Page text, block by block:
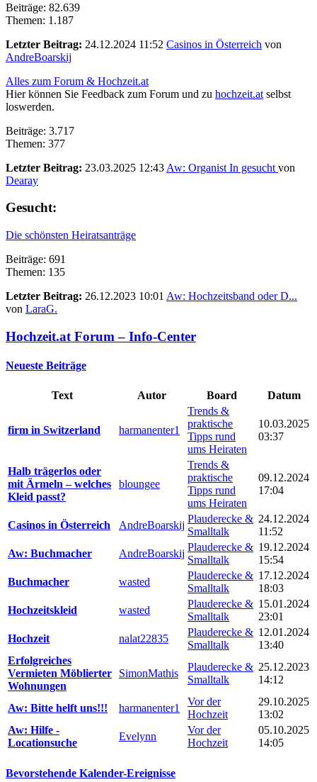
Beiträge: 82.639
Themen: 1.187
Letzter Beitrag: 24.12.2024 11:52 Casinos in Österreich von
AndreBoarskij
Alles zum Forum & Hochzeit.at
Hier können Sie Feedback zum Forum und zu hochzeit.at selbst
loswerden.
Beiträge: 3.717
Themen: 377
Letzter Beitrag: 23.03.2025 12:43 Aw: Organist In gesucht von
Dearay
Gesucht:
Die schönsten Heiratsanträge
Beiträge: 691
Themen: 135
Letzter Beitrag: 26.12.2023 10:01 Aw: Hochzeitsband oder D...
von LaraG.
Hochzeit.at Forum – Info-Center
Neueste Beiträge
Text Autor Board Datum
firm in Switzerland harmanenter1
Trends &
praktische
Tipps rund
ums Heiraten
10.03.2025
03:37
Halb trägerlos oder
mit Ärmeln – welches
Kleid passt?
bloungee
Trends &
praktische
Tipps rund
ums Heiraten
09.12.2024
17:04
Casinos in Österreich AndreBoarskij
Plauderecke &
Smalltalk
24.12.2024
11:52
Aw: Buchmacher
AndreBoarskij
Plauderecke &
Smalltalk
19.12.2024
15:54
Buchmacher
wasted
Plauderecke &
Smalltalk
17.12.2024
18:03
Hochzeitskleid
wasted
Plauderecke &
Smalltalk
15.01.2024
23:01
Hochzeit
nalat22835
Plauderecke &
Smalltalk
12.01.2024
13:40
Erfolgreiches
Vermieten Möblierter
Wohnungen
SimonMathis
Plauderecke &
Smalltalk
25.12.2023
14:12
Aw: Bitte helft uns!!! harmanenter1
Vor der
Hochzeit
29.10.2025
13:02
Aw: Hilfe -
Locationsuche
Evelynn
Vor der
Hochzeit
05.10.2025
14:05
Bevorstehende Kalender-Ereignisse